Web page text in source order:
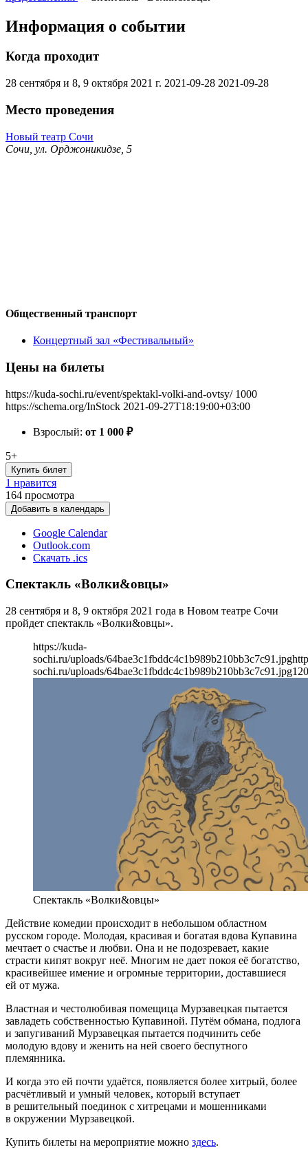
Информация о событии
Когда проходит
28 сентября и 8, 9 октября 2021 г. 2021-09-28 2021-09-28
Место проведения
Новый театр Сочи
Сочи, ул. Орджоникидзе, 5
Общественный транспорт
Концертный зал «Фестивальный»
Цены на билеты
https://kuda-sochi.ru/event/spektakl-volki-and-ovtsy/ 1000
https://schema.org/InStock 2021-09-27T18:19:00+03:00
Взрослый: от 1 000 ₽
5+
Купить билет
1 нравится
164 просмотра
Добавить в календарь
Google Calendar
Outlook.com
Скачать .ics
Спектакль «Волки&овцы»
28 сентября и 8, 9 октября 2021 года в Новом театре Сочи
пройдет спектакль «Волки&овцы».
https://kuda-
sochi.ru/uploads/64bae3c1fbddc4c1b989b210bb3c7c91.jpg
sochi.ru/uploads/64bae3c1fbddc4c1b989b210bb3c7c91.jpg
Спектакль «Волки&овцы»
Действие комедии происходит в небольшом областном
русском городе. Молодая, красивая и богатая вдова Купавина
мечтает о счастье и любви. Она и не подозревает, какие
страсти кипят вокруг неё. Многим не дает покоя её богатство,
красивейшее имение и огромные территории, доставшиеся
ей от мужа.
Властная и честолюбивая помещица Мурзавецкая пытается
завладеть собственностью Купавиной. Путём обмана, подлога
и запугиваний Мурзавецкая пытается подчинить себе
молодую вдову и женить на ней своего беспутного
племянника.
И когда это ей почти удаётся, появляется более хитрый, более
расчётливый и умный человек, который вступает
в решительный поединок с хитрецами и мошенниками
в окружении Мурзавецкой.
Купить билеты на мероприятие можно здесь.